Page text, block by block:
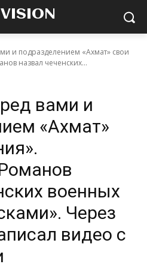
VISION
и подразделением «Ахмат» свои
назвал чеченских...
вами и
«Ахмат»
военных
Через
видео с